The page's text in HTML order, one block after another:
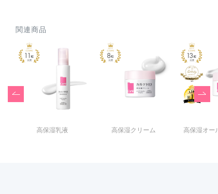
関連商品
高保湿乳液 高保湿クリーム 高保湿オー